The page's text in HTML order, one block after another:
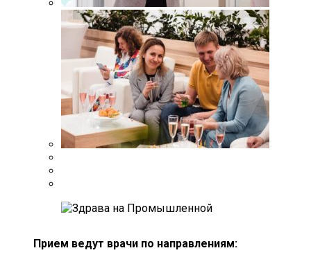
Прием ведут врачи по направлениям: